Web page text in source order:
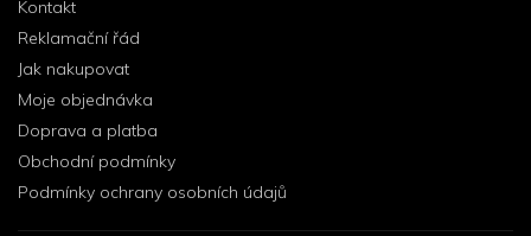
Kontakt
Reklamační řád
Jak nakupovat
Moje objednávka
Doprava a platba
Obchodní podmínky
Podmínky ochrany osobních údajů